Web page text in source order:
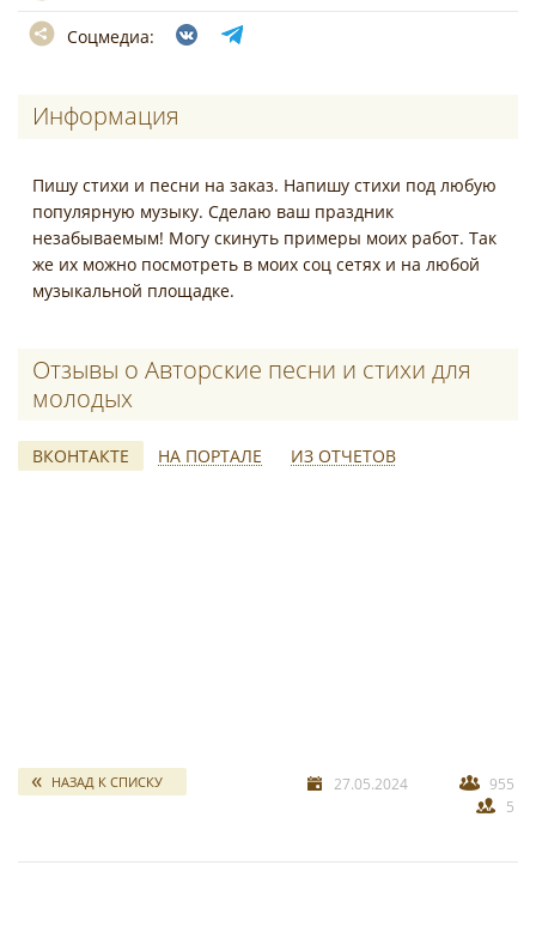
Соцмедиа:
Информация
Пишу стихи и песни на заказ. Напишу стихи под любую
популярную музыку. Сделаю ваш праздник
незабываемым! Могу скинуть примеры моих работ. Так
же их можно посмотреть в моих соц сетях и на любой
музыкальной площадке.
Отзывы о Авторские песни и стихи для
молодых
ВКОНТАКТЕ НА ПОРТАЛЕ ИЗ ОТЧЕТОВ
*
НАЗАД К СПИСКУ 27.05.2024
955
5